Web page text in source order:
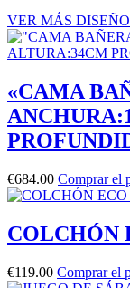
VER MÁS
«CAMA
€684.00 Comprar el
COLCHÓN
€119.00 Comprar el